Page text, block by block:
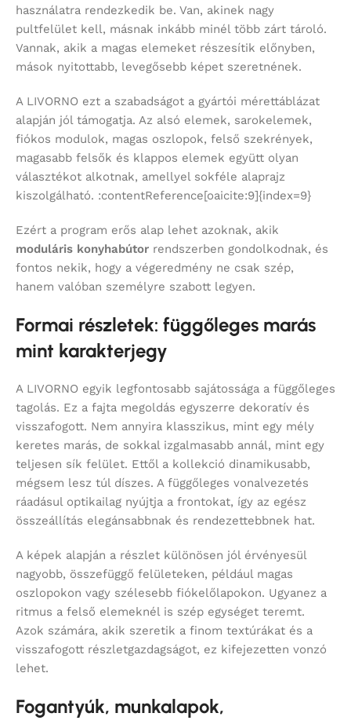
használatra rendezkedik be. Van, akinek nagy
pultfelület kell, másnak inkább minél több zárt tároló.
Vannak, akik a magas elemeket részesítik előnyben,
mások nyitottabb, levegősebb képet szeretnének.
A LIVORNO ezt a szabadságot a gyártói mérettáblázat
alapján jól támogatja. Az alsó elemek, sarokelemek,
fiókos modulok, magas oszlopok, felső szekrények,
magasabb felsők és klappos elemek együtt olyan
választékot alkotnak, amellyel sokféle alaprajz
kiszolgálható. :contentReference[oaicite:9]{index=9}
Ezért a program erős alap lehet azoknak, akik
moduláris konyhabútor rendszerben gondolkodnak, és
fontos nekik, hogy a végeredmény ne csak szép,
hanem valóban személyre szabott legyen.
Formai részletek: függőleges marás
mint karakterjegy
A LIVORNO egyik legfontosabb sajátossága a függőleges
tagolás. Ez a fajta megoldás egyszerre dekoratív és
visszafogott. Nem annyira klasszikus, mint egy mély
keretes marás, de sokkal izgalmasabb annál, mint egy
teljesen sík felület. Ettől a kollekció dinamikusabb,
mégsem lesz túl díszes. A függőleges vonalvezetés
ráadásul optikailag nyújtja a frontokat, így az egész
összeállítás elegánsabbnak és rendezettebbnek hat.
A képek alapján a részlet különösen jól érvényesül
nagyobb, összefüggő felületeken, például magas
oszlopokon vagy szélesebb fiókelőlapokon. Ugyanez a
ritmus a felső elemeknél is szép egységet teremt.
Azok számára, akik szeretik a finom textúrákat és a
visszafogott részletgazdagságot, ez kifejezetten vonzó
lehet.
Fogantyúk, munkalapok,